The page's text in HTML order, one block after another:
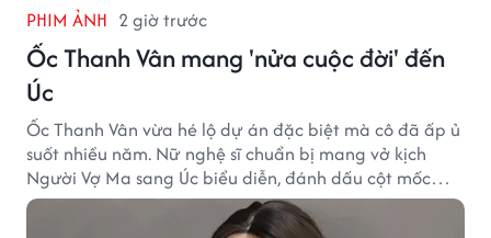
PHIM ẢNH 2 giờ trước
Ốc Thanh Vân mang 'nửa cuộc đời' đến
Úc
Ốc Thanh Vân vừa hé lộ dự án đặc biệt mà cô đã ấp ủ
suốt nhiều năm. Nữ nghệ sĩ chuẩn bị mang vở kịch
Người Vợ Ma sang Úc biểu diễn, đánh dấu cột mốc
đáng nhớ trong hành trình làm nghề.